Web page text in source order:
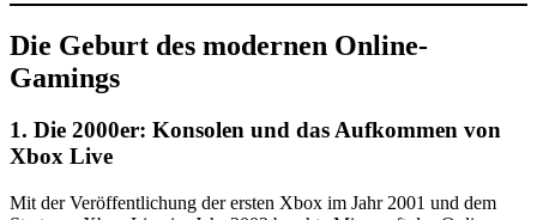
Die Geburt des modernen Online-
Gamings
1. Die 2000er: Konsolen und das Aufkommen von
Xbox Live
Mit der Veröffentlichung der ersten Xbox im Jahr 2001 und dem